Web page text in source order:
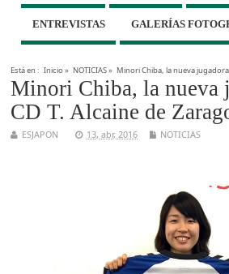
ENTREVISTAS GALERÍAS
Está en : Inicio» NOTICIAS» Minori Chiba, la nueva jugadora
Minori Chiba, la nueva
CD T. Alcaine de
ESJAPON 13, abr, 2016 NOTICIAS